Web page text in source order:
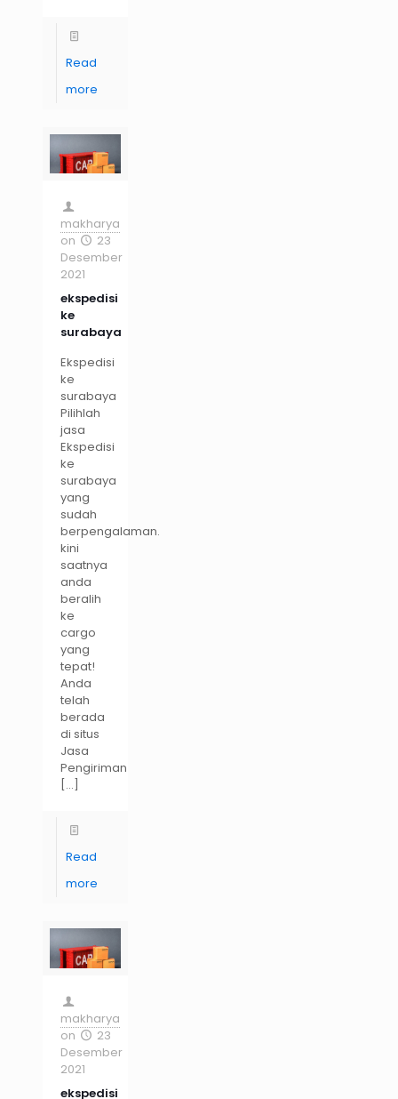
Read
more
makharya
on
23
Desember
2021
ekspedisi
ke
surabaya
Ekspedisi
ke
surabaya
Pilihlah
jasa
Ekspedisi
ke
surabaya
yang
sudah
berpengalaman.
kini
saatnya
anda
beralih
ke
cargo
yang
tepat!
Anda
telah
berada
di situs
Jasa
Pengiriman
[…]
Read
more
makharya
on
23
Desember
2021
ekspedisi